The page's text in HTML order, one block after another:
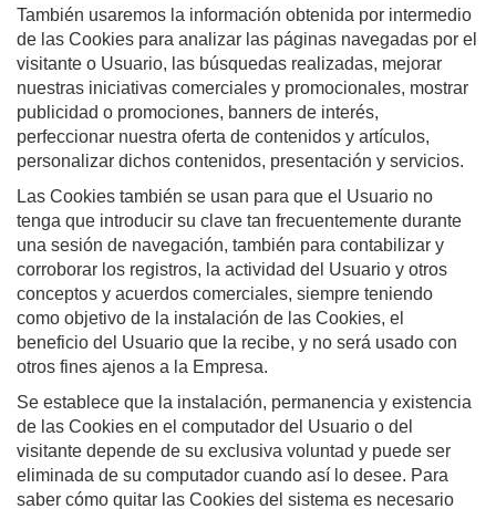
También usaremos la información obtenida por intermedio
de las Cookies para analizar las páginas navegadas por el
visitante o Usuario, las búsquedas realizadas, mejorar
nuestras iniciativas comerciales y promocionales, mostrar
publicidad o promociones, banners de interés,
perfeccionar nuestra oferta de contenidos y artículos,
personalizar dichos contenidos, presentación y servicios.
Las Cookies también se usan para que el Usuario no
tenga que introducir su clave tan frecuentemente durante
una sesión de navegación, también para contabilizar y
corroborar los registros, la actividad del Usuario y otros
conceptos y acuerdos comerciales, siempre teniendo
como objetivo de la instalación de las Cookies, el
beneficio del Usuario que la recibe, y no será usado con
otros fines ajenos a la Empresa.
Se establece que la instalación, permanencia y existencia
de las Cookies en el computador del Usuario o del
visitante depende de su exclusiva voluntad y puede ser
eliminada de su computador cuando así lo desee. Para
saber cómo quitar las Cookies del sistema es necesario